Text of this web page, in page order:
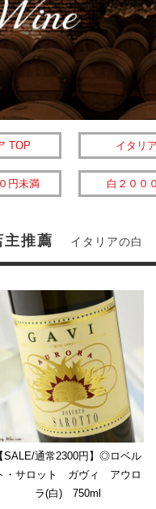
TOP イタリ
円未満 白２００
推薦 イタリアの白
【SALE/通常2300円】◎ロベル
・サロット ガヴィ アウロ
ラ(白) 750ml